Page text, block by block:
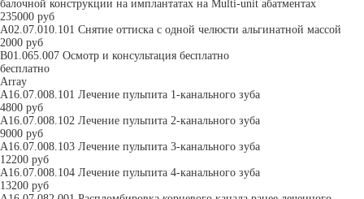
балочной конструкции на имплантатах на Multi-unit абатментах
235000 руб
А02.07.010.101 Снятие оттиска с одной челюсти альгинатной массой
2000 руб
В01.065.007 Осмотр и консультация бесплатно
бесплатно
Array
А16.07.008.101 Лечение пульпита 1-канального зуба
4800 руб
А16.07.008.102 Лечение пульпита 2-канального зуба
9000 руб
А16.07.008.103 Лечение пульпита 3-канального зуба
12200 руб
А16.07.008.104 Лечение пульпита 4-канального зуба
13200 руб